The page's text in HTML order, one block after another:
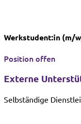
Werkstudent:in (m/
Position offen
Externe
Selbständige